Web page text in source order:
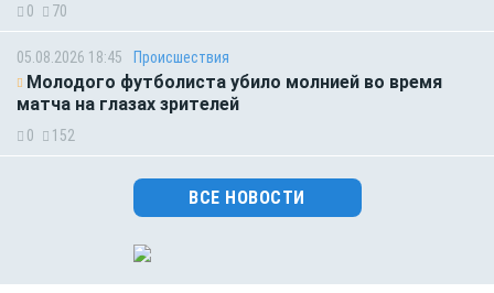
0 70
05.08.2026 18:45 Происшествия
Молодого футболиста убило молнией во время
матча на глазах зрителей
0 152
ВСЕ НОВОСТИ